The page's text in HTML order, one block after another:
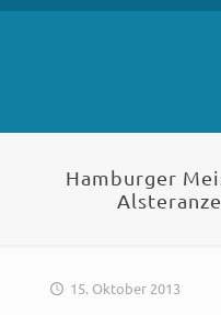
Hamburger
15. Oktober 2013